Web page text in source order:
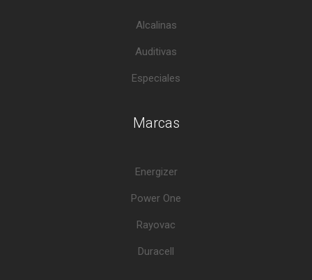
Alcalinas
Auditivas
Especiales
Marcas
Energizer
Power One
Rayovac
Duracell